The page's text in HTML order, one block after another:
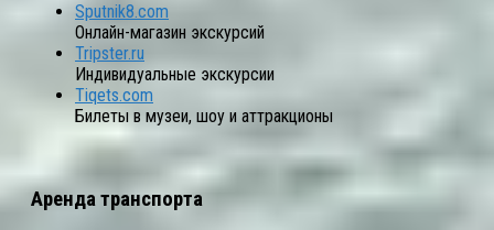
Sputnik8.com
Онлайн-магазин экскурсий
Tripster.ru
Индивидуальные экскурсии
Tiqets.com
Билеты в музеи, шоу и аттракционы
Аренда транспорта